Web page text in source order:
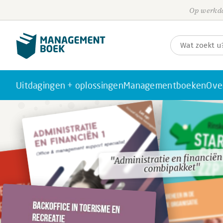
Op
Uitdagingen + oplossingenManagementboeken
"Administratie en
combipakket"
"Administratie en
combipakket"